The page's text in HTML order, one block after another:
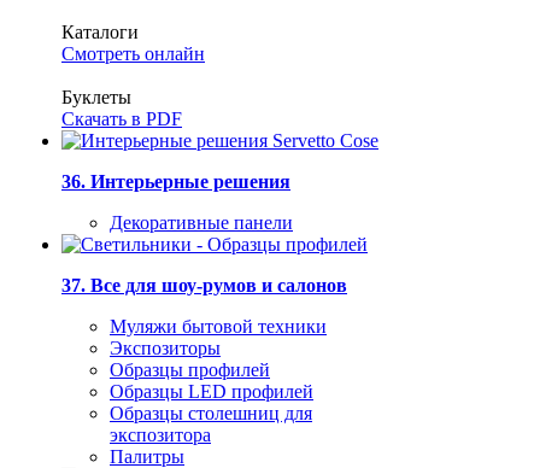
Каталоги
Смотреть онлайн
Буклеты
Скачать в PDF
36. Интерьерные решения
Декоративные панели
37. Все для шоу-румов и салонов
Муляжи бытовой техники
Экспозиторы
Образцы профилей
Образцы LED профилей
Образцы столешниц для
экспозитора
Палитры